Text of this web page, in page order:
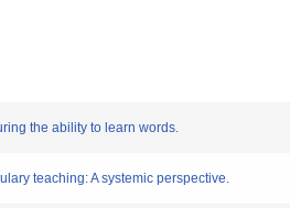
the ability to learn words.
teaching: A systemic perspective.